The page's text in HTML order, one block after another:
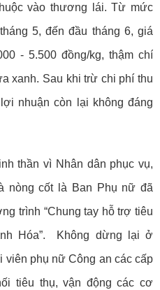
vào thương lái. Từ mức
5, đến đầu tháng 6, giá
- 5.500 đồng/kg, thậm chí
xanh. Sau khi trừ chi phí thu
nhuận còn lại không đáng
thần vì Nhân dân phục vụ,
nòng cốt là Ban Phụ nữ đã
trình “Chung tay hỗ trợ tiêu
Hóa”. Không dừng lại ở
viên phụ nữ Công an các cấp
tiêu thụ, vận động các cơ